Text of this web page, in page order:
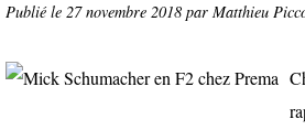
Publié le 27 novembre 2018 par Matthieu